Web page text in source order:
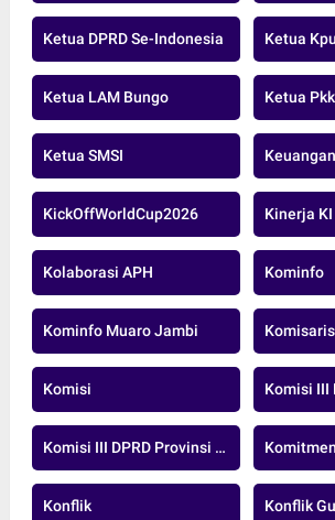
Ketua DPRD Se-Indonesia Ketua Kpu
Ketua LAM Bungo Ketua Pkk
Ketua SMSI
KickOffWorldCup2026 Kinerja
Kolaborasi APH Kominfo
Kominfo Muaro Jambi Komisaris
Komisi
Komisi III DPRD Provinsi Jambi
Konflik Konflik